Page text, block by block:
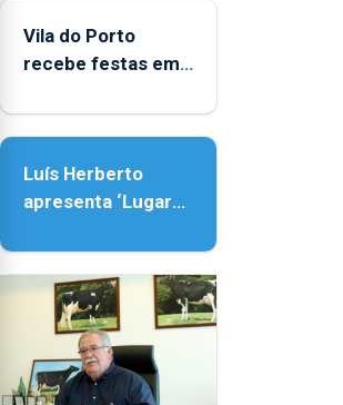
Vila do Porto
recebe festas em
Senhora da
Luís Herberto
apresenta ‘Lugares